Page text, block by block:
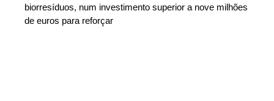
biorresíduos, num investimento superior a nove milhões
de euros para reforçar